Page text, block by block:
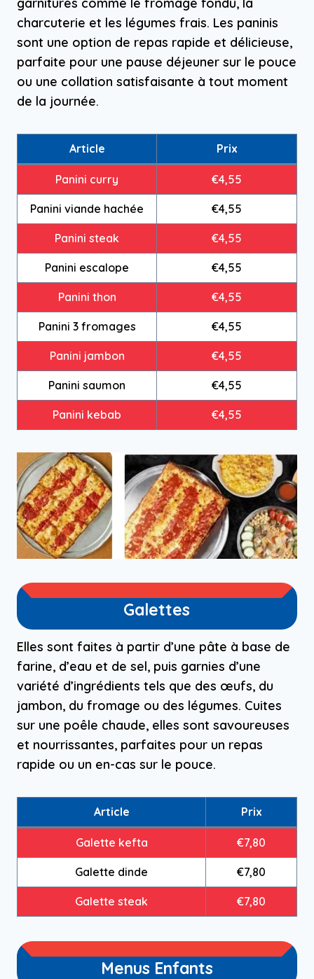
garnitures comme le fromage fondu, la
charcuterie et les légumes frais. Les paninis
sont une option de repas rapide et délicieuse,
parfaite pour une pause déjeuner sur le pouce
ou une collation satisfaisante à tout moment
de la journée.
Article Prix
Panini curry €4,55
Panini viande hachée €4,55
Panini steak €4,55
Panini escalope €4,55
Panini thon €4,55
Panini 3 fromages €4,55
Panini jambon €4,55
Panini saumon €4,55
Panini kebab €4,55
Galettes
Elles sont faites à partir d’une pâte à base de
farine, d’eau et de sel, puis garnies d’une
variété d’ingrédients tels que des œufs, du
jambon, du fromage ou des légumes. Cuites
sur une poêle chaude, elles sont savoureuses
et nourrissantes, parfaites pour un repas
rapide ou un en-cas sur le pouce.
Article Prix
Galette kefta €7,80
Galette dinde €7,80
Galette steak €7,80
Menus Enfants